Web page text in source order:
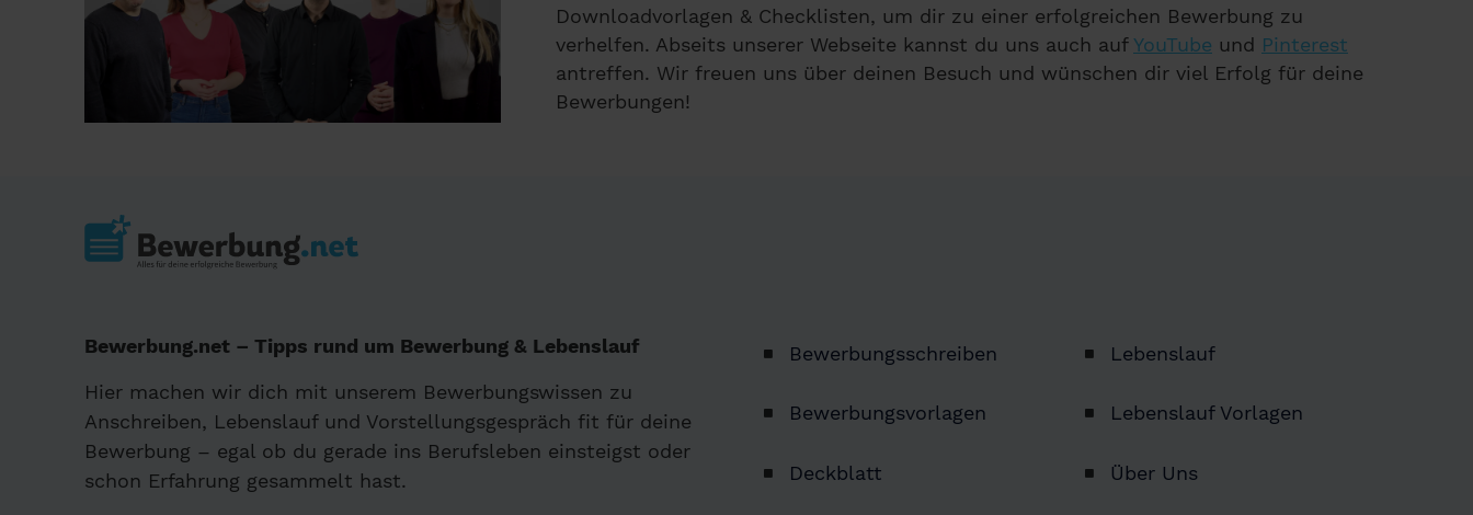
Downloadvorlagen & Checklisten, um dir zu einer erfolgreichen Bewerbung zu
verhelfen. Abseits unserer Webseite kannst du uns auch aufYouTube und Pinterest
antreffen. Wir freuen uns über deinen Besuch und wünschen dir viel Erfolg für deine
Bewerbungen!
Bewerbung.net – Tipps rund um Bewerbung & Lebenslauf
Hier machen wir dich mit unserem Bewerbungswissen zu
Anschreiben, Lebenslauf und Vorstellungsgespräch fit für deine
Bewerbung – egal ob du gerade ins Berufsleben einsteigst oder
schon Erfahrung gesammelt hast.
Bewerbungsschreiben Lebenslauf
Bewerbungsvorlagen Lebenslauf Vorlagen
Deckblatt Über Uns